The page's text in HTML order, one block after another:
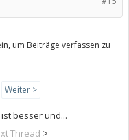
um Beiträge verfassen zu
Weiter >
besser und...
Thread >